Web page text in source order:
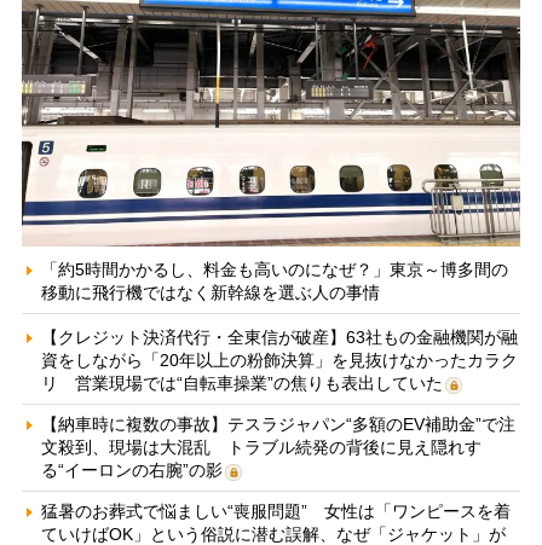
「約5時間かかるし、料金も高いのになぜ？」東京～博多間の
移動に飛行機ではなく新幹線を選ぶ人の事情
【クレジット決済代行・全東信が破産】63社もの金融機関が融
資をしながら「20年以上の粉飾決算」を見抜けなかったカラク
リ 営業現場では“自転車操業”の焦りも表出していた
【納車時に複数の事故】テスラジャパン“多額のEV補助金”で注
文殺到、現場は大混乱 トラブル続発の背後に見え隠れす
る“イーロンの右腕”の影
猛暑のお葬式で悩ましい“喪服問題” 女性は「ワンピースを着
ていけばOK」という俗説に潜む誤解、なぜ「ジャケット」が